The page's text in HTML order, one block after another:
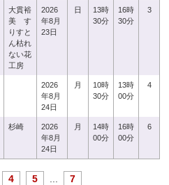
大貫裕
美 す
りすと
ん枯れ
ない花
工房
2026
年8月
23日
日
13時
30分
16時
30分
3
2026
年8月
24日
月
10時
30分
13時
00分
4
杉崎
2026
年8月
24日
月
14時
00分
16時
00分
6
4 5 7